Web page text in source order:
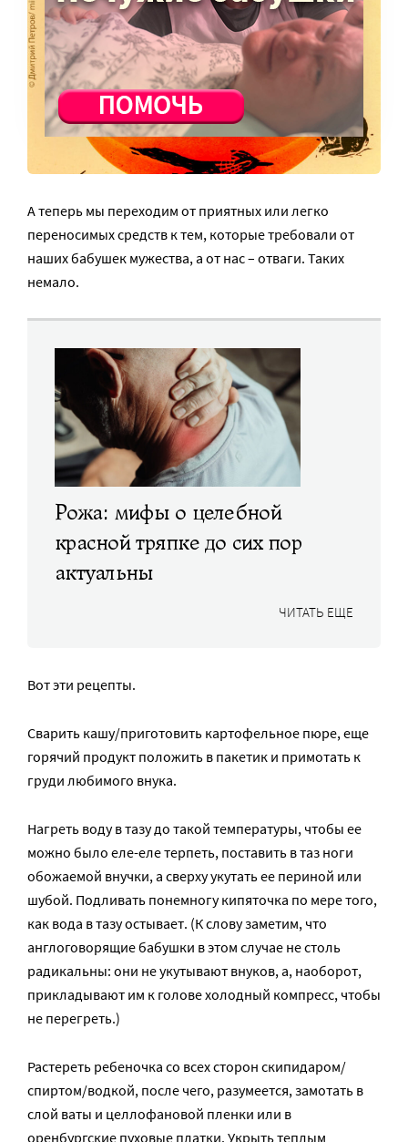
А теперь мы переходим от приятных или легко
переносимых средств к тем, которые требовали от
наших бабушек мужества, а от нас – отваги. Таких
немало.
Рожа: мифы о целебной
красной тряпке до сих пор
актуальны
ЧИТАТЬ ЕЩЕ
Вот эти рецепты.
Сварить кашу/приготовить картофельное пюре, еще
горячий продукт положить в пакетик и примотать к
груди любимого внука.
Нагреть воду в тазу до такой температуры, чтобы ее
можно было еле-еле терпеть, поставить в таз ноги
обожаемой внучки, а сверху укутать ее периной или
шубой. Подливать понемногу кипяточка по мере того,
как вода в тазу остывает. (К слову заметим, что
англоговорящие бабушки в этом случае не столь
радикальны: они не укутывают внуков, а, наоборот,
прикладывают им к голове холодный компресс, чтобы
не перегреть.)
Растереть ребеночка со всех сторон скипидаром/
спиртом/водкой, после чего, разумеется, замотать в
слой ваты и целлофановой пленки или в
оренбургские пуховые платки. Укрыть теплым